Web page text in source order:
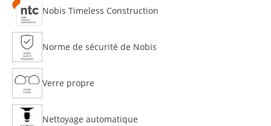
Nobis Timeless Construction
Norme de sécurité de Nobis
Verre propre
Nettoyage automatique